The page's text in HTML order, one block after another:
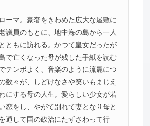
ーマ。豪奢をきわめた広大な屋敷に
議員のもとに、地中海の島から一人
ともに訪れる。かつて皇女だったが
で亡くなった母が残した手紙を読む
テンポよく、音楽のように流麗につ
数々が、しどけなさや笑いもまじえ
にする母の人生。愛らしい少女が若
恋をし、やがて別れて妻となり母と
通して国の政治にたずさわって行